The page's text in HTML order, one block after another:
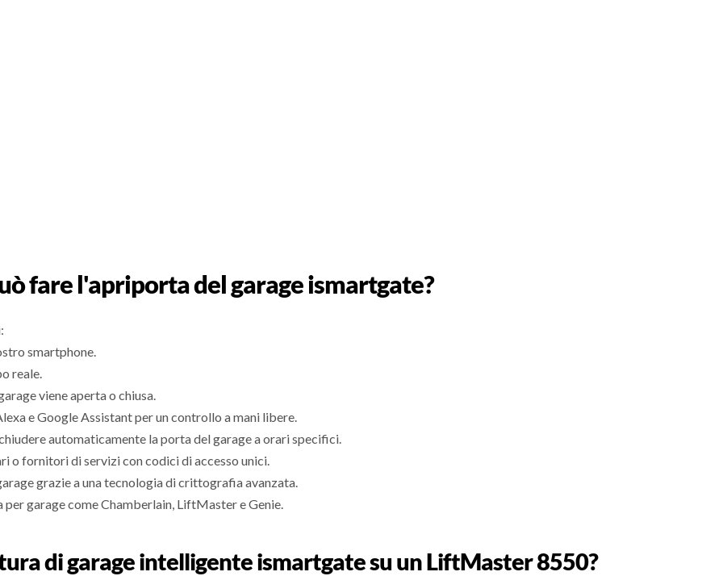
fare l'apriporta del garage ismartgate?
smartphone.
reale.
viene aperta o chiusa.
e Google Assistant per un controllo a mani libere.
automaticamente la porta del garage a orari specifici.
o fornitori di servizi con codici di accesso unici.
grazie a una tecnologia di crittografia avanzata.
garage come Chamberlain, LiftMaster e Genie.
di garage intelligente ismartgate su un LiftMaster 8550?